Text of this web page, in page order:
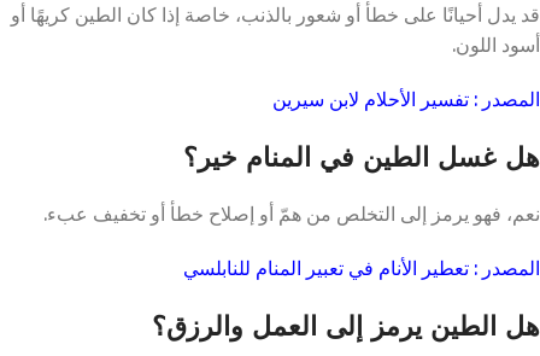
قد يدل أحيانًا على خطأ أو شعور بالذنب، خاصة إذا كان الطين كريهًا أو
أسود اللون.
المصدر : تفسير الأحلام لابن سيرين
هل غسل الطين في المنام خير؟
نعم، فهو يرمز إلى التخلص من همّ أو إصلاح خطأ أو تخفيف عبء.
المصدر : تعطير الأنام في تعبير المنام للنابلسي
هل الطين يرمز إلى العمل والرزق؟